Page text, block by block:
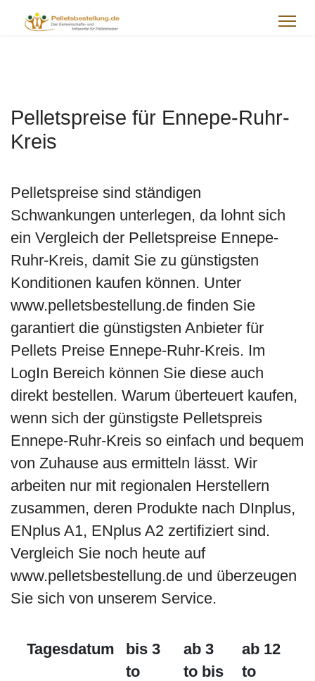
Pelletspreise für Ennepe-Ruhr-
Kreis
Pelletspreise sind ständigen
Schwankungen unterlegen, da lohnt sich
ein Vergleich der Pelletspreise Ennepe-
Ruhr-Kreis, damit Sie zu günstigsten
Konditionen kaufen können. Unter
www.pelletsbestellung.de finden Sie
garantiert die günstigsten Anbieter für
Pellets Preise Ennepe-Ruhr-Kreis. Im
LogIn Bereich können Sie diese auch
direkt bestellen. Warum überteuert kaufen,
wenn sich der günstigste Pelletspreis
Ennepe-Ruhr-Kreis so einfach und bequem
von Zuhause aus ermitteln lässt. Wir
arbeiten nur mit regionalen Herstellern
zusammen, deren Produkte nach DInplus,
ENplus A1, ENplus A2 zertifiziert sind.
Vergleich Sie noch heute auf
www.pelletsbestellung.de und überzeugen
Sie sich von unserem Service.
Tagesdatum
bis 3
to
ab 3
to bis
ab 12
to